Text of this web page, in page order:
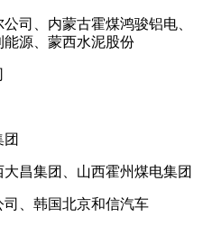
司、内蒙古霍煤鸿骏铝电、
源、蒙西水泥股份
昌集团、山西霍州煤电集团
、韩国北京和信汽车